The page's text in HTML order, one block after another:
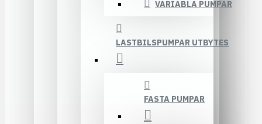
VARIABLA PUMPAR
LASTBILSPUMPAR UTBYTES
FASTA PUMPAR